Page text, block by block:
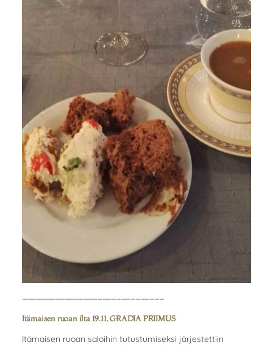
------------------------------
Itämaisen ruoan ilta 19.11. GRADIA PRIIMUS
Itämaisen ruoan saloihin tutustumiseksi järjestettiin